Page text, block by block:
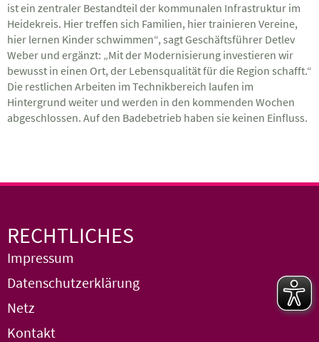
ist ein zentraler Bestandteil der kommunalen Infrastruktur im
Heidekreis. Hier treffen sich Familien, hier trainieren Vereine,
hier lernen Kinder schwimmen“, sagt Geschäftsführer Detlev
Weber und ergänzt: „Mit der Modernisierung investieren wir
bewusst in einen Ort, der Lebensqualität für die Region schafft.“
Die restlichen Arbeiten im Technikbereich laufen im
Hintergrund weiter und werden in den kommenden Wochen
abgeschlossen. Auf den Badebetrieb haben sie keinen Einfluss.
RECHTLICHES
Impressum
Datenschutzerklärung
Netz
Kontakt